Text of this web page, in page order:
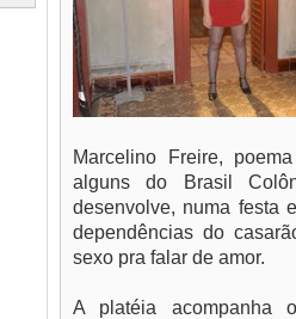
Marcelino Freire,
alguns do Brasil
desenvolve, numa festa
dependências do
sexo pra falar de amor.
A platéia acompanha